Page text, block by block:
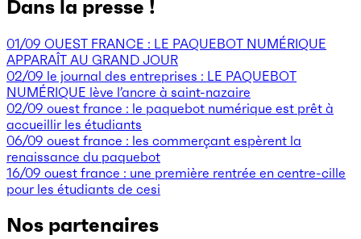
Dans la presse !
01/09 OUEST FRANCE : LE PAQUEBOT NUMÉRIQUE
APPARAÎT AU GRAND JOUR
02/09 le journal des entreprises : LE PAQUEBOT
NUMÉRIQUE lève l’ancre à saint-nazaire
02/09 ouest france : le paquebot numérique est prêt à
accueillir les étudiants
06/09 ouest france : les commerçant espèrent la
renaissance du paquebot
16/09 ouest france : une première rentrée en centre-cille
pour les étudiants de cesi
Nos partenaires